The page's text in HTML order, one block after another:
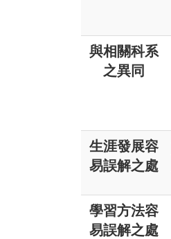
與相關科系
之異同
生涯發展容
易誤解之處
學習方法容
易誤解之處